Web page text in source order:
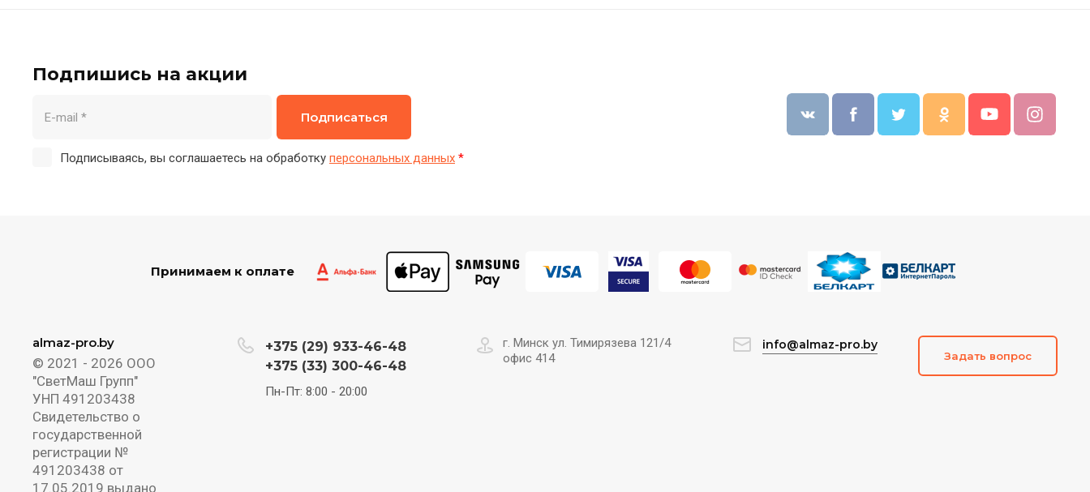
Подпишись на акции
Подписываясь, вы соглашаетесь на обработку персональных данных *
Подписаться
Принимаем к оплате
almaz-pro.by
© 2021 - 2026 ООО
"СветМаш Групп"
УНП 491203438
Свидетельство о
государственной
регистрации №
491203438 от
17.05.2019 выдано
+375 (29) 933-46-48
+375 (33) 300-46-48
Пн-Пт: 8:00 - 20:00
г. Минск ул. Тимирязева 121/4
офис 414
info@almaz-pro.by
Задать вопрос